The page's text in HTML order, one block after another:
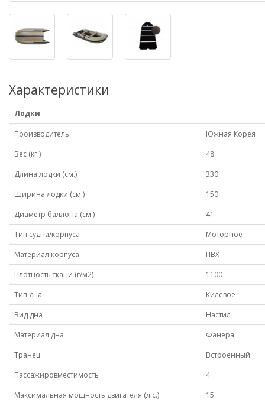
Характеристики
Лодки
Производитель
Южная Корея
Вес (кг.)
48
Длина лодки (см.)
330
Ширина лодки (см.)
150
Диаметр баллона (см.)
41
Тип судна/корпуса
Моторное
Материал корпуса
ПВХ
Плотность ткани (г/м2)
1100
Тип дна
Килевое
Вид дна
Настил
Материал дна
Фанера
Транец
Встроенный
Пассажировместимость
4
Максимальная мощность двигателя (л.с.)
15